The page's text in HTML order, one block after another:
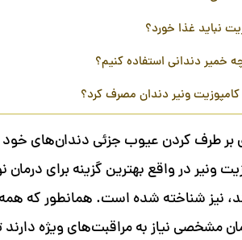
نباید غذا خورد؟
خمیر دندانی استفاده کنیم؟
کامپوزیت ونیر دندان مصرف کرد؟
بر طرف کردن عیوب جزئی دندان‌های خود
ونیر در واقع بهترین گزینه برای
نیز شناخته شده است. همانطور که
مشخصی نیاز به مراقبت‌های ویژه